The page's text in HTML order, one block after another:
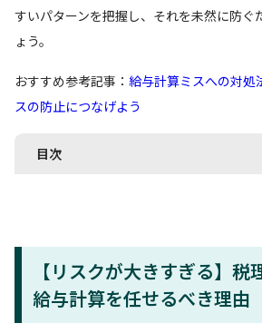
すいパターンを把握し、それを未然に防ぐ
ょう。
おすすめ参考記事： 給与計算ミスへの対処
スの防止につなげよう
目次
【リスクが大きすぎる】税
給与計算を任せるべき理由